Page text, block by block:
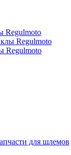
Regulmoto
Regulmoto
Regulmoto
для шлемов